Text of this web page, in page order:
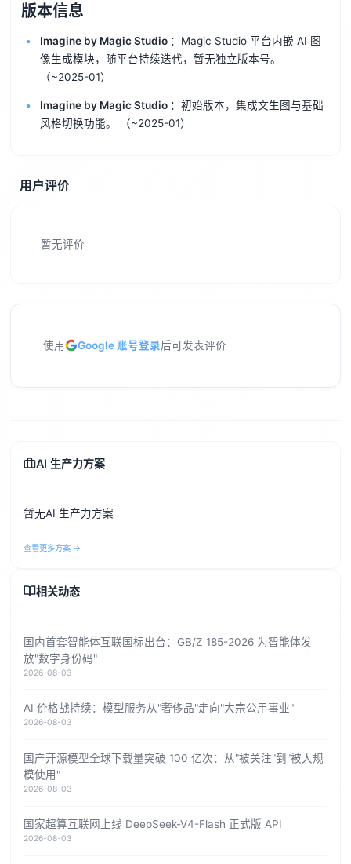
版本信息
Imagine by Magic Studio ：Magic Studio 平台内嵌 AI 图
像生成模块，随平台持续迭代，暂无独立版本号。
（~2025-01）
Imagine by Magic Studio ：初始版本，集成文生图与基础
风格切换功能。
（~2025-01）
用户评价
暂无评价
使用 Google 账号登录后可发表评价
AI 生产力方案
暂无AI 生产力方案
查看更多方案 →
相关动态
国内首套智能体互联国标出台：GB/Z 185-2026 为智能体发
放"数字身份码"
2026-08-03
AI 价格战持续：模型服务从"奢侈品"走向"大宗公用事业"
2026-08-03
国产开源模型全球下载量突破 100 亿次：从"被关注"到"被大规
模使用"
2026-08-03
国家超算互联网上线 DeepSeek-V4-Flash 正式版 API
2026-08-03